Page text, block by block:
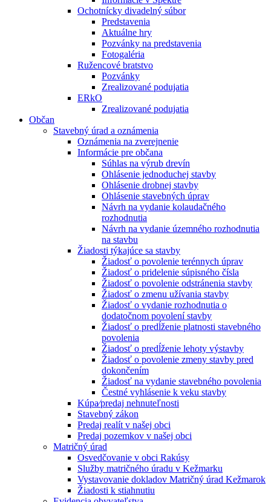
Ochotnícky divadelný súbor
Predstavenia
Aktuálne hry
Pozvánky na predstavenia
Fotogaléria
Ružencové bratstvo
Pozvánky
Zrealizované podujatia
ERkO
Zrealizované podujatia
Občan
Stavebný úrad a oznámenia
Oznámenia na zverejnenie
Informácie pre občana
Súhlas na výrub drevín
Ohlásenie jednoduchej stavby
Ohlásenie drobnej stavby
Ohlásenie stavebných úprav
Návrh na vydanie kolaudačného
rozhodnutia
Návrh na vydanie územného rozhodnutia
na stavbu
Žiadosti týkajúce sa stavby
Žiadosť o povolenie terénnych úprav
Žiadosť o pridelenie súpisného čísla
Žiadosť o povolenie odstránenia stavby
Žiadosť o zmenu užívania stavby
Žiadosť o vydanie rozhodnutia o
dodatočnom povolení stavby
Žiadosť o predĺženie platnosti stavebného
povolenia
Žiadosť o predĺženie lehoty výstavby
Žiadosť o povolenie zmeny stavby pred
dokončením
Žiadosť na vydanie stavebného povolenia
Čestné vyhlásenie k veku stavby
Kúpa⁄predaj nehnuteľnosti
Stavebný zákon
Predaj realít v našej obci
Predaj pozemkov v našej obci
Matričný úrad
Osvedčovanie v obci Rakúsy
Služby matričného úradu v Kežmarku
Vystavovanie dokladov Matričný úrad Kežmarok
Žiadosti k stiahnutiu